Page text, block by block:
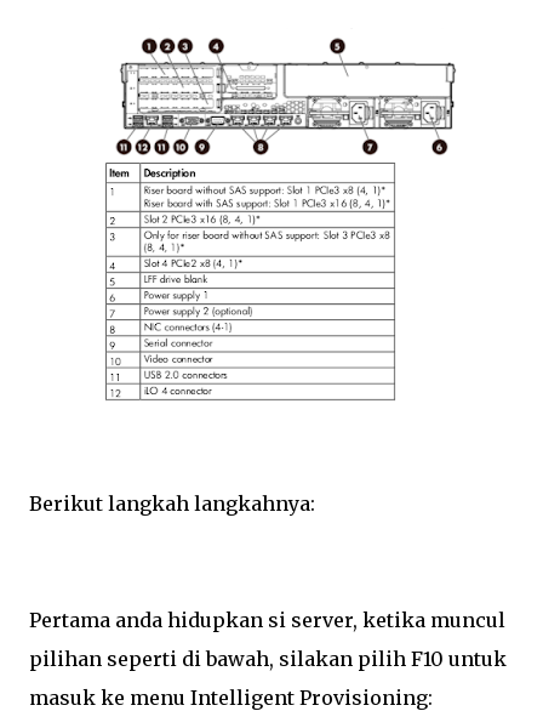
Berikut langkah langkahnya:
Pertama anda hidupkan si server, ketika muncul
pilihan seperti di bawah, silakan pilih F10 untuk
masuk ke menu Intelligent Provisioning: